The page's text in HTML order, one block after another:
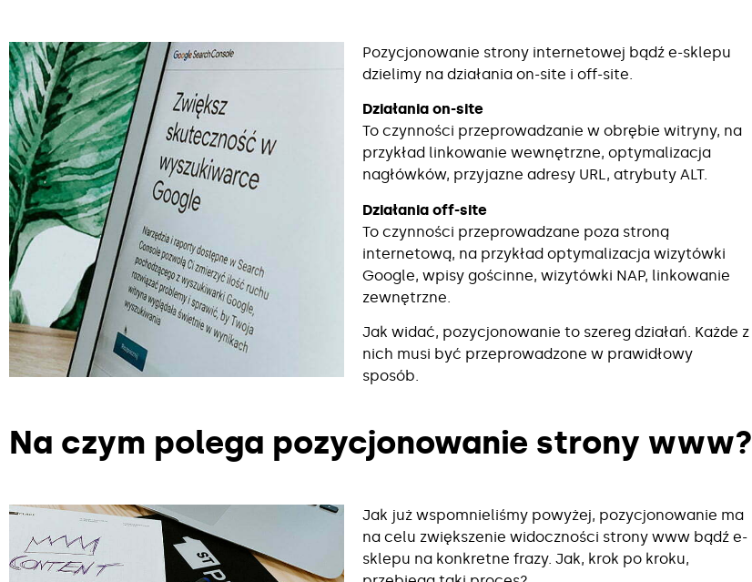
Pozycjonowanie strony internetowej bądź e-sklepu
dzielimy na działania on-site i off-site.
Działania on-site
To czynności przeprowadzanie w obrębie witryny, na
przykład linkowanie wewnętrzne, optymalizacja
nagłówków, przyjazne adresy URL, atrybuty ALT.
Działania off-site
To czynności przeprowadzane poza stroną
internetową, na przykład optymalizacja wizytówki
Google, wpisy gościnne, wizytówki NAP, linkowanie
zewnętrzne.
Jak widać, pozycjonowanie to szereg działań. Każde z
nich musi być przeprowadzone w prawidłowy
sposób.
Na czym polega pozycjonowanie strony www?
Jak już wspomnieliśmy powyżej, pozycjonowanie ma
na celu zwiększenie widoczności strony www bądź e-
sklepu na konkretne frazy. Jak, krok po kroku,